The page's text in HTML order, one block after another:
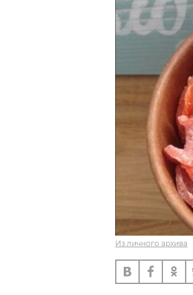
Из личного архива